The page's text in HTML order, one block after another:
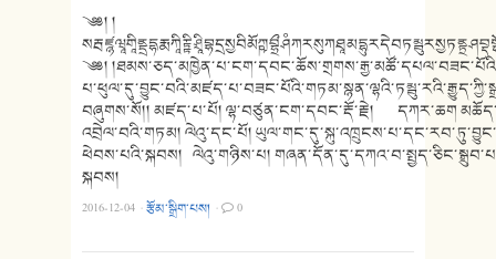
༄༅། །
༄༅།
བཞུགས་སོ།། མཛད་པ་པོ། ལྷ་བཙུན་ངག་དབང་རྡོ་རྗེ། དཀར་ཆག
འབྲེལ་བའི་གཏམ། ལེའུ་དང་པོ།
ཕེབས་པའི་སྐབས། ལེའུ་གཉིས་པ།
སྐབས།
2016-12-04 ·རྩོམ་སྒྲིག་པས། · 0